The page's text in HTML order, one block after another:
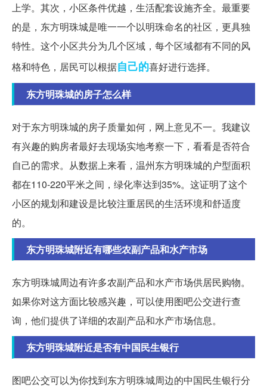
上学。其次，小区条件优越，生活配套设施齐全。最重要
的是，东方明珠城是唯一一个以明珠命名的社区，更具独
特性。这个小区共分为几个区域，每个区域都有不同的风
格和特色，居民可以根据自己的喜好进行选择。
东方明珠城的房子怎么样
对于东方明珠城的房子质量如何，网上意见不一。我建议
有兴趣的购房者最好去现场实地考察一下，看看是否符合
自己的需求。从数据上来看，温州东方明珠城的户型面积
都在110-220平米之间，绿化率达到35%。这证明了这个
小区的规划和建设是比较注重居民的生活环境和舒适度
的。
东方明珠城附近有哪些农副产品和水产市场
东方明珠城周边有许多农副产品和水产市场供居民购物。
如果你对这方面比较感兴趣，可以使用图吧公交进行查
询，他们提供了详细的农副产品和水产市场信息。
东方明珠城附近是否有中国民生银行
图吧公交可以为你找到东方明珠城周边的中国民生银行分